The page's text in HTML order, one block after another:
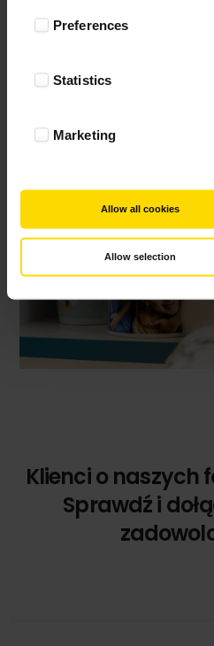
Preferences
Statistics
Marketing
Allow all cookies
Allow selection
Klienci o
Sprawdź i